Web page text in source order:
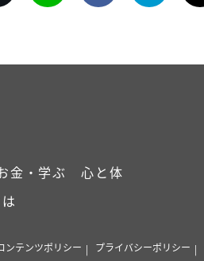
金・学ぶ
心と体
ンテンツポリシー プライバシーポリシー